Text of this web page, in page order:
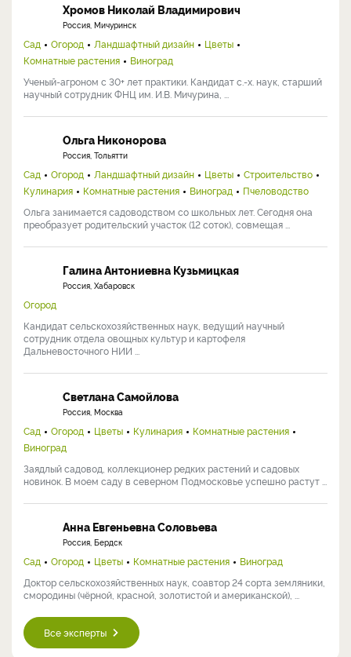
Хромов Николай Владимирович
Россия, Мичуринск
Сад Огород Ландшафтный дизайн
Цветы
Комнатные растения
Виноград
Ученый-агроном с 30+ лет практики. Кандидат с.-х. наук, старший
научный сотрудник ФНЦ им. И.В. Мичурина, ...
Ольга Никонорова
Россия, Тольятти
Сад Огород Ландшафтный дизайн Цветы
Строительство
Кулинария
Комнатные растения Виноград
Пчеловодство
Ольга занимается садоводством со школьных лет. Сегодня она
преобразует родительский участок (12 соток), совмещая ...
Галина Антониевна Кузьмицкая
Россия, Хабаровск
Огород
Кандидат сельскохозяйственных наук, ведущий научный
сотрудник отдела овощных культур и картофеля
Дальневосточного НИИ ...
Светлана Самойлова
Россия, Москва
Сад Огород Цветы Кулинария
Комнатные растения
Виноград
Заядлый садовод, коллекционер редких растений и садовых
новинок. В моем саду в северном Подмосковье успешно растут ...
Анна Евгеньевна Соловьева
Россия, Бердск
Сад Огород Цветы Комнатные растения
Виноград
Доктор сельскохозяйственных наук, соавтор 24 сорта земляники,
смородины (чёрной, красной, золотистой и американской), ...
Все эксперты